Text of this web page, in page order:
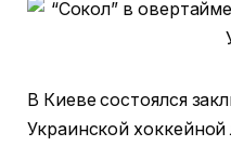
В Киеве состоялся
Украинской